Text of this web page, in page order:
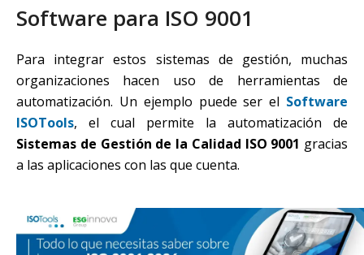
Software para ISO 9001
Para integrar estos sistemas de gestión, muchas
organizaciones hacen uso de herramientas de
automatización. Un ejemplo puede ser el Software
ISOTools, el cual permite la automatización de
Sistemas de Gestión de la Calidad ISO 9001 gracias
a las aplicaciones con las que cuenta.